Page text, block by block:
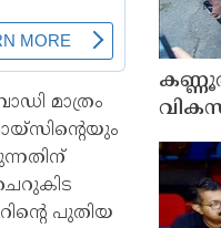
മാത്രം
പുതിയ